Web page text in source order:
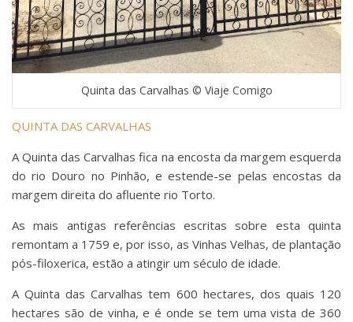
Quinta das Carvalhas © Viaje Comigo
QUINTA DAS CARVALHAS
A Quinta das Carvalhas fica na encosta da margem esquerda
do rio Douro no Pinhão, e estende-se pelas encostas da
margem direita do afluente rio Torto.
As mais antigas referências escritas sobre esta quinta
remontam a 1759 e, por isso, as Vinhas Velhas, de plantação
pós-filoxerica, estão a atingir um século de idade.
A Quinta das Carvalhas tem 600 hectares, dos quais 120
hectares são de vinha, e é onde se tem uma vista de 360